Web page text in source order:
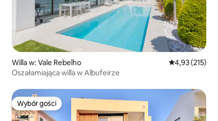
Willa w: Vale Rebelho Średnia
4,93 (215)
Oszałamiająca willa w Albufeirze
Wybór gości
Wybór gości